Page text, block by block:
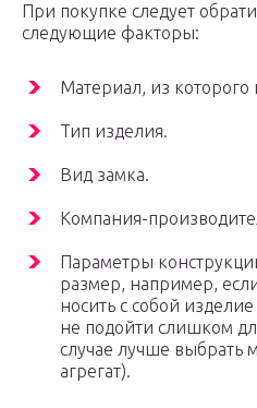
При покупке следует
следующие факторы:
Материал, из которого
Тип изделия.
Вид замка.
Компания-
Параметры
размер, например,
носить с собой
не подойти слишком
случае лучше выбрать
агрегат).